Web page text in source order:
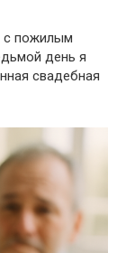
с пожилым
день я
свадебная